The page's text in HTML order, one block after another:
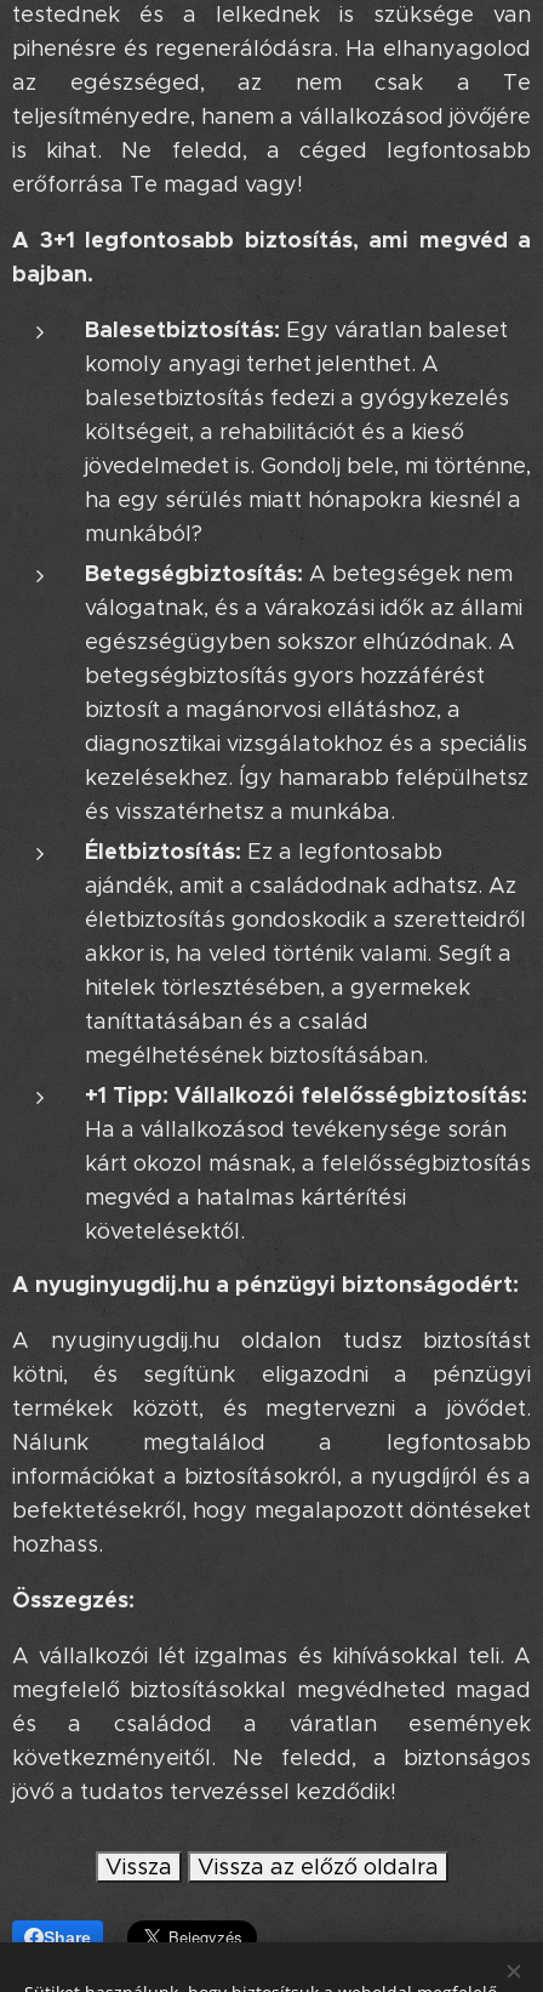
testednek és a lelkednek is szüksége van
pihenésre és regenerálódásra. Ha elhanyagolod
az egészséged, az nem csak a Te
teljesítményedre, hanem a vállalkozásod jövőjére
is kihat. Ne feledd, a céged legfontosabb
erőforrása Te magad vagy!
A 3+1 legfontosabb biztosítás, ami megvéd a
bajban.
Balesetbiztosítás: Egy váratlan baleset
komoly anyagi terhet jelenthet. A
balesetbiztosítás fedezi a gyógykezelés
költségeit, a rehabilitációt és a kieső
jövedelmedet is. Gondolj bele, mi történne,
ha egy sérülés miatt hónapokra kiesnél a
munkából?
Betegségbiztosítás: A betegségek nem
válogatnak, és a várakozási idők az állami
egészségügyben sokszor elhúzódnak. A
betegségbiztosítás gyors hozzáférést
biztosít a magánorvosi ellátáshoz, a
diagnosztikai vizsgálatokhoz és a speciális
kezelésekhez. Így hamarabb felépülhetsz
és visszatérhetsz a munkába.
Életbiztosítás: Ez a legfontosabb
ajándék, amit a családodnak adhatsz. Az
életbiztosítás gondoskodik a szeretteidről
akkor is, ha veled történik valami. Segít a
hitelek törlesztésében, a gyermekek
taníttatásában és a család
megélhetésének biztosításában.
+1 Tipp: Vállalkozói felelősségbiztosítás:
Ha a vállalkozásod tevékenysége során
kárt okozol másnak, a felelősségbiztosítás
megvéd a hatalmas kártérítési
követelésektől.
A nyuginyugdij.hu a pénzügyi biztonságodért:
A nyuginyugdij.hu oldalon tudsz biztosítást
kötni, és segítünk eligazodni a pénzügyi
termékek között, és megtervezni a jövődet.
Nálunk megtalálod a legfontosabb
információkat a biztosításokról, a nyugdíjról és a
befektetésekről, hogy megalapozott döntéseket
hozhass.
Összegzés:
A vállalkozói lét izgalmas és kihívásokkal teli. A
megfelelő biztosításokkal megvédheted magad
és a családod a váratlan események
következményeitől. Ne feledd, a biztonságos
jövő a tudatos tervezéssel kezdődik!
Vissza Vissza az előző oldalra
Share